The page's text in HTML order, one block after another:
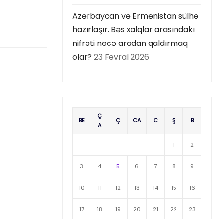
Azərbaycan və Ermənistan sülhə
hazırlaşır. Bəs xalqlar arasındakı
nifrəti necə aradan qaldırmaq
olar? 23 Fevral 2026
BE
Ç
A
Ç CA C Ş B
1 2
3 4 5 6 7 8 9
10 11 12 13 14 15 16
17 18 19 20 21 22 23